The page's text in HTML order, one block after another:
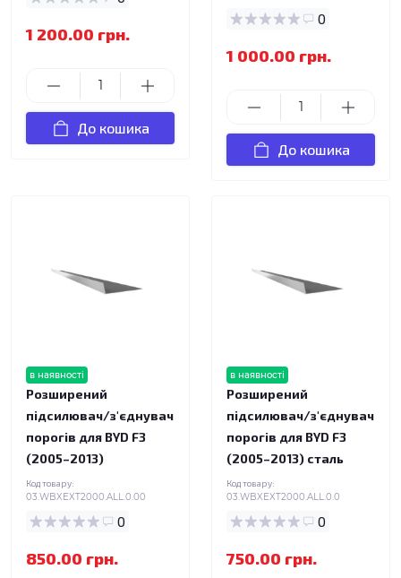
1 200.00 грн.
До кошика
0
1 000.00 грн.
До кошика
в наявності
Розширений
підсилювач/з'єднувач
порогів для BYD F3
(2005–2013)
Код товару:
03.WBXEXT2000.ALL.0.00
0
850.00 грн.
в наявності
Розширений
підсилювач/з'єднувач
порогів для BYD F3
(2005–2013) сталь
Код товару:
03.WBXEXT2000.ALL.0.0
0
750.00 грн.